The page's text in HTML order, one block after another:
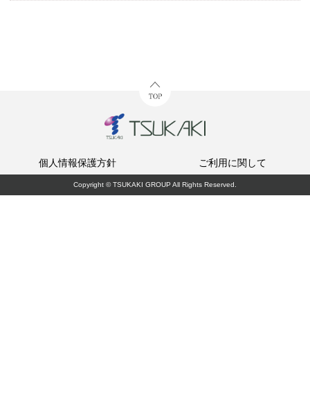
個人情報保護方針 ご利用に関して
Copyright © TSUKAKI GROUP All Rights Reserved.